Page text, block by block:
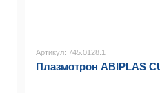
Артикул: 745.0128.1
Плазмотрон ABIPLAS